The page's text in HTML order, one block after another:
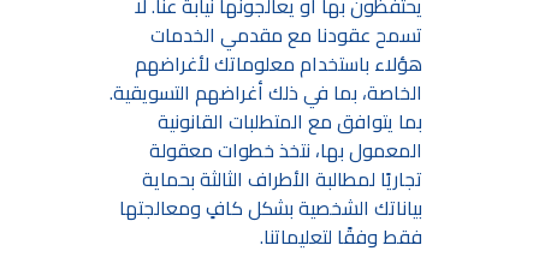
تسمح عقودنا مع مقدمي الخدمات
هؤلاء باستخدام معلوماتك لأغراضهم
الخاصة، بما في ذلك أغراضهم التسويقية.
بما يتوافق مع المتطلبات القانونية
المعمول بها، نتخذ خطوات معقولة
تجاريًا لمطالبة الأطراف الثالثة بحماية
بياناتك الشخصية بشكل كافٍ ومعالجتها
فقط وفقًا لتعليماتنا.